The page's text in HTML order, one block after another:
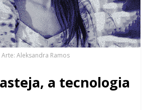
Arte: Aleksandra Ramos
a tecnologia